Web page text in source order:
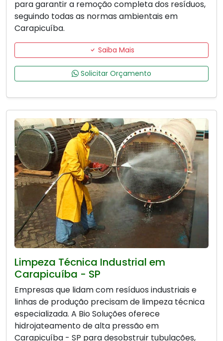
para garantir a remoção completa dos resíduos,
seguindo todas as normas ambientais em
Carapicuíba.
Saiba Mais
Solicitar Orçamento
Limpeza Técnica Industrial em
Carapicuíba - SP
Empresas que lidam com resíduos industriais e
linhas de produção precisam de limpeza técnica
especializada. A Bio Soluções oferece
hidrojateamento de alta pressão em
Carapicuíba - SP para desobstruir tubulações,